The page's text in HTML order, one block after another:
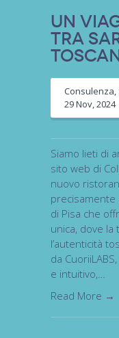
Un
tra
Consulenza,
29 Nov, 2024
Siamo lieti di
sito web di
nuovo
precisamente
di Pisa che
unica, dove
l’autenticità
da
e intuitivo,…
Read More →